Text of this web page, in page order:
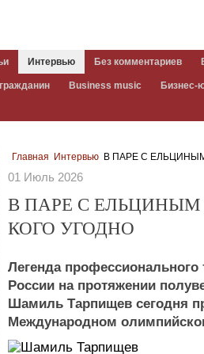
Интервью Без комментариев
Business music Бизнес-
Главная Интервью В ПАРЕ С
01 Июль 2026
В ПАРЕ С
КОГО УГОДНО
Легенда
России на протяжении
Шамиль Тарпищев сегодня
Международном